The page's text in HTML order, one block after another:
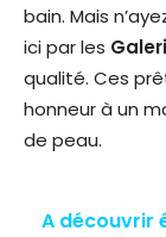
bain. Mais
ici par les
qualité. Ces
honneur à un
de peau.
A découvrir